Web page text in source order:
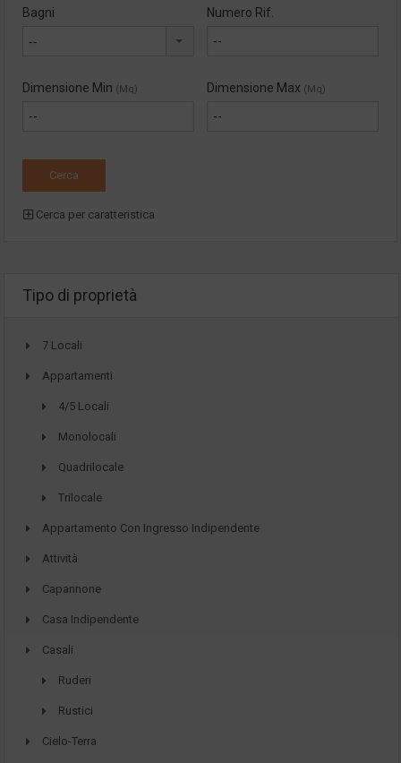
Bagni
--
Numero Rif.
Dimensione Min (Mq) Dimensione Max (Mq)
Cerca per caratteristica
Tipo di proprietà
7 Locali
Appartamenti
4/5 Locali
Monolocali
Quadrilocale
Trilocale
Appartamento Con Ingresso Indipendente
Attività
Capannone
Casa Indipendente
Casali
Ruderi
Rustici
Cielo-Terra